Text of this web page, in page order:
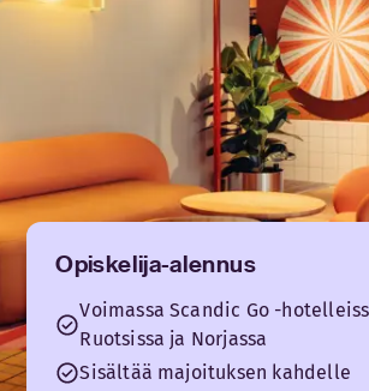
Opiskelija-alennus
Voimassa Scandic Go -
Ruotsissa ja Norjassa
Sisältää majoituksen kahdelle